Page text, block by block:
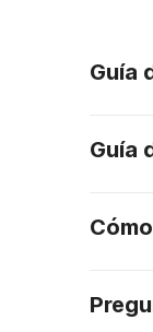
Guía
Guía